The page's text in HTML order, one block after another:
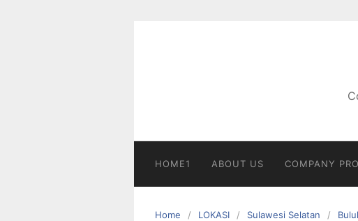
HOME1 ABOUT US COMPANY
Home LOKASI Sulawesi Selatan